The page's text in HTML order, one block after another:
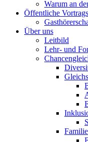
Warum an
Öffentliche
Über uns
Leitbild
Lehr- und